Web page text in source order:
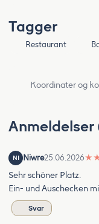
Tagger
Restaurant
Koordinater og
Anmeldelser
NI Niwre25.06.2026★
Sehr schöner Platz.
Ein- und Auschecken
Svar